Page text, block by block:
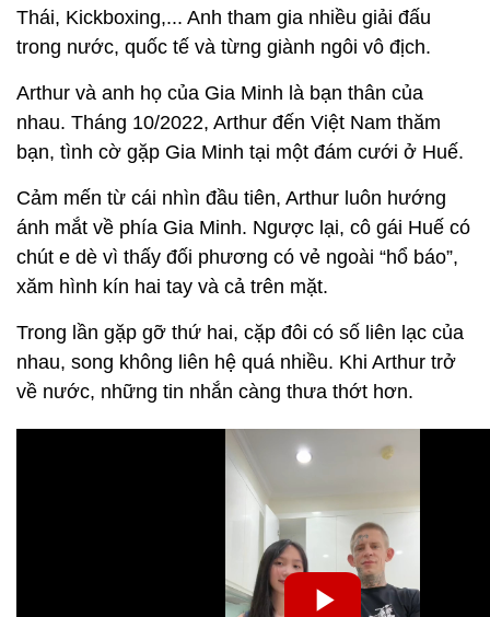
Thái, Kickboxing,... Anh tham gia nhiều giải đấu
trong nước, quốc tế và từng giành ngôi vô địch.
Arthur và anh họ của Gia Minh là bạn thân của
nhau. Tháng 10/2022, Arthur đến Việt Nam thăm
bạn, tình cờ gặp Gia Minh tại một đám cưới ở Huế.
Cảm mến từ cái nhìn đầu tiên, Arthur luôn hướng
ánh mắt về phía Gia Minh. Ngược lại, cô gái Huế có
chút e dè vì thấy đối phương có vẻ ngoài “hổ báo”,
xăm hình kín hai tay và cả trên mặt.
Trong lần gặp gỡ thứ hai, cặp đôi có số liên lạc của
nhau, song không liên hệ quá nhiều. Khi Arthur trở
về nước, những tin nhắn càng thưa thớt hơn.